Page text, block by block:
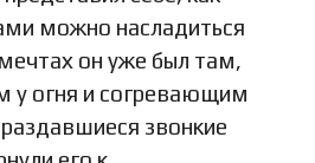
можно насладиться
он уже был там,
у огня и согревающим
звонкие